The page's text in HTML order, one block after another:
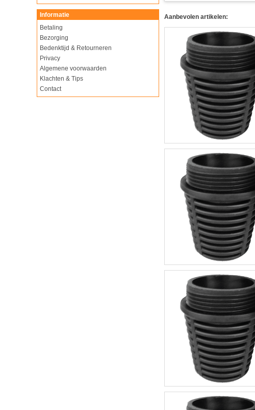
Informatie
Betaling
Bezorging
Bedenktijd & Retourneren
Privacy
Algemene voorwaarden
Klachten & Tips
Contact
Aanbevolen artikelen: